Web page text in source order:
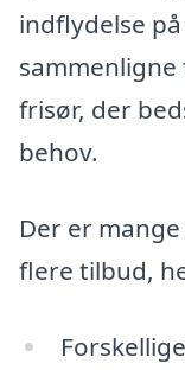
indflydelse
frisør, der
behov.
Der er
flere tilbud,